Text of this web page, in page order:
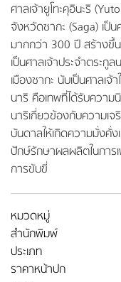
ศาลเจ้ายูโทะคุอินะริ
จังหวัดซากะ (Saga) เป็
มากกว่า 300 ปี สร้างขึ้น
เป็นศาลเจ้าประจำตระกู
เมืองซากะ นับเป็นศาลเ
นาริ คือเทพที่ได้รับควา
นาริเกี่ยวข้องกับความเ
บันดาลให้เกิดความมั่งคั่
ปักษ์รักษาผลผลิตในการ
การขับขี่
หมวดหมู่
สำนักพิมพ์
ประเภท
ราคาหน้าปก